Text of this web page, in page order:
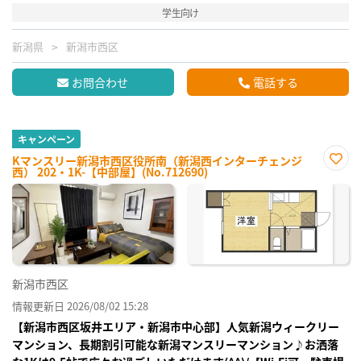
学生向け
新潟県 新潟市西区
お問合わせ 電話する
キャンペーン
Kマンスリー新潟市西区役所南（新潟西インターチェンジ
西） 202・1K-【中部屋】(No.712690)
に入
録
新潟市西区
情報更新日 2026/08/02 15:28
【新潟市西区坂井エリア・新潟市中心部】人気新潟ウィークリー
マンション、長期割引可能な新潟マンスリーマンション♪お洒落